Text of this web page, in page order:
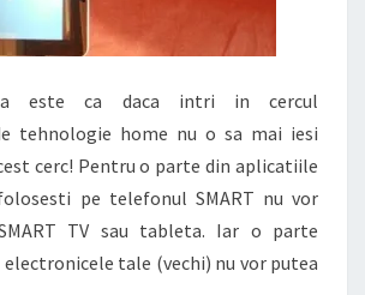
este ca daca intri in cercul
tehnologie home nu o sa mai iesi
cerc! Pentru o parte din aplicatiile
pe telefonul SMART nu vor
TV sau tableta. Iar o parte
tale (vechi) nu vor putea